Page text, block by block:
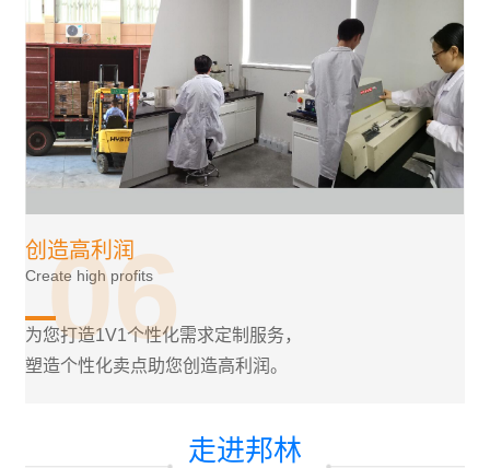
06
创造高利润
Create high profits
为您打造1V1个性化需求定制服务，
塑造个性化卖点助您创造高利润。
走进邦林